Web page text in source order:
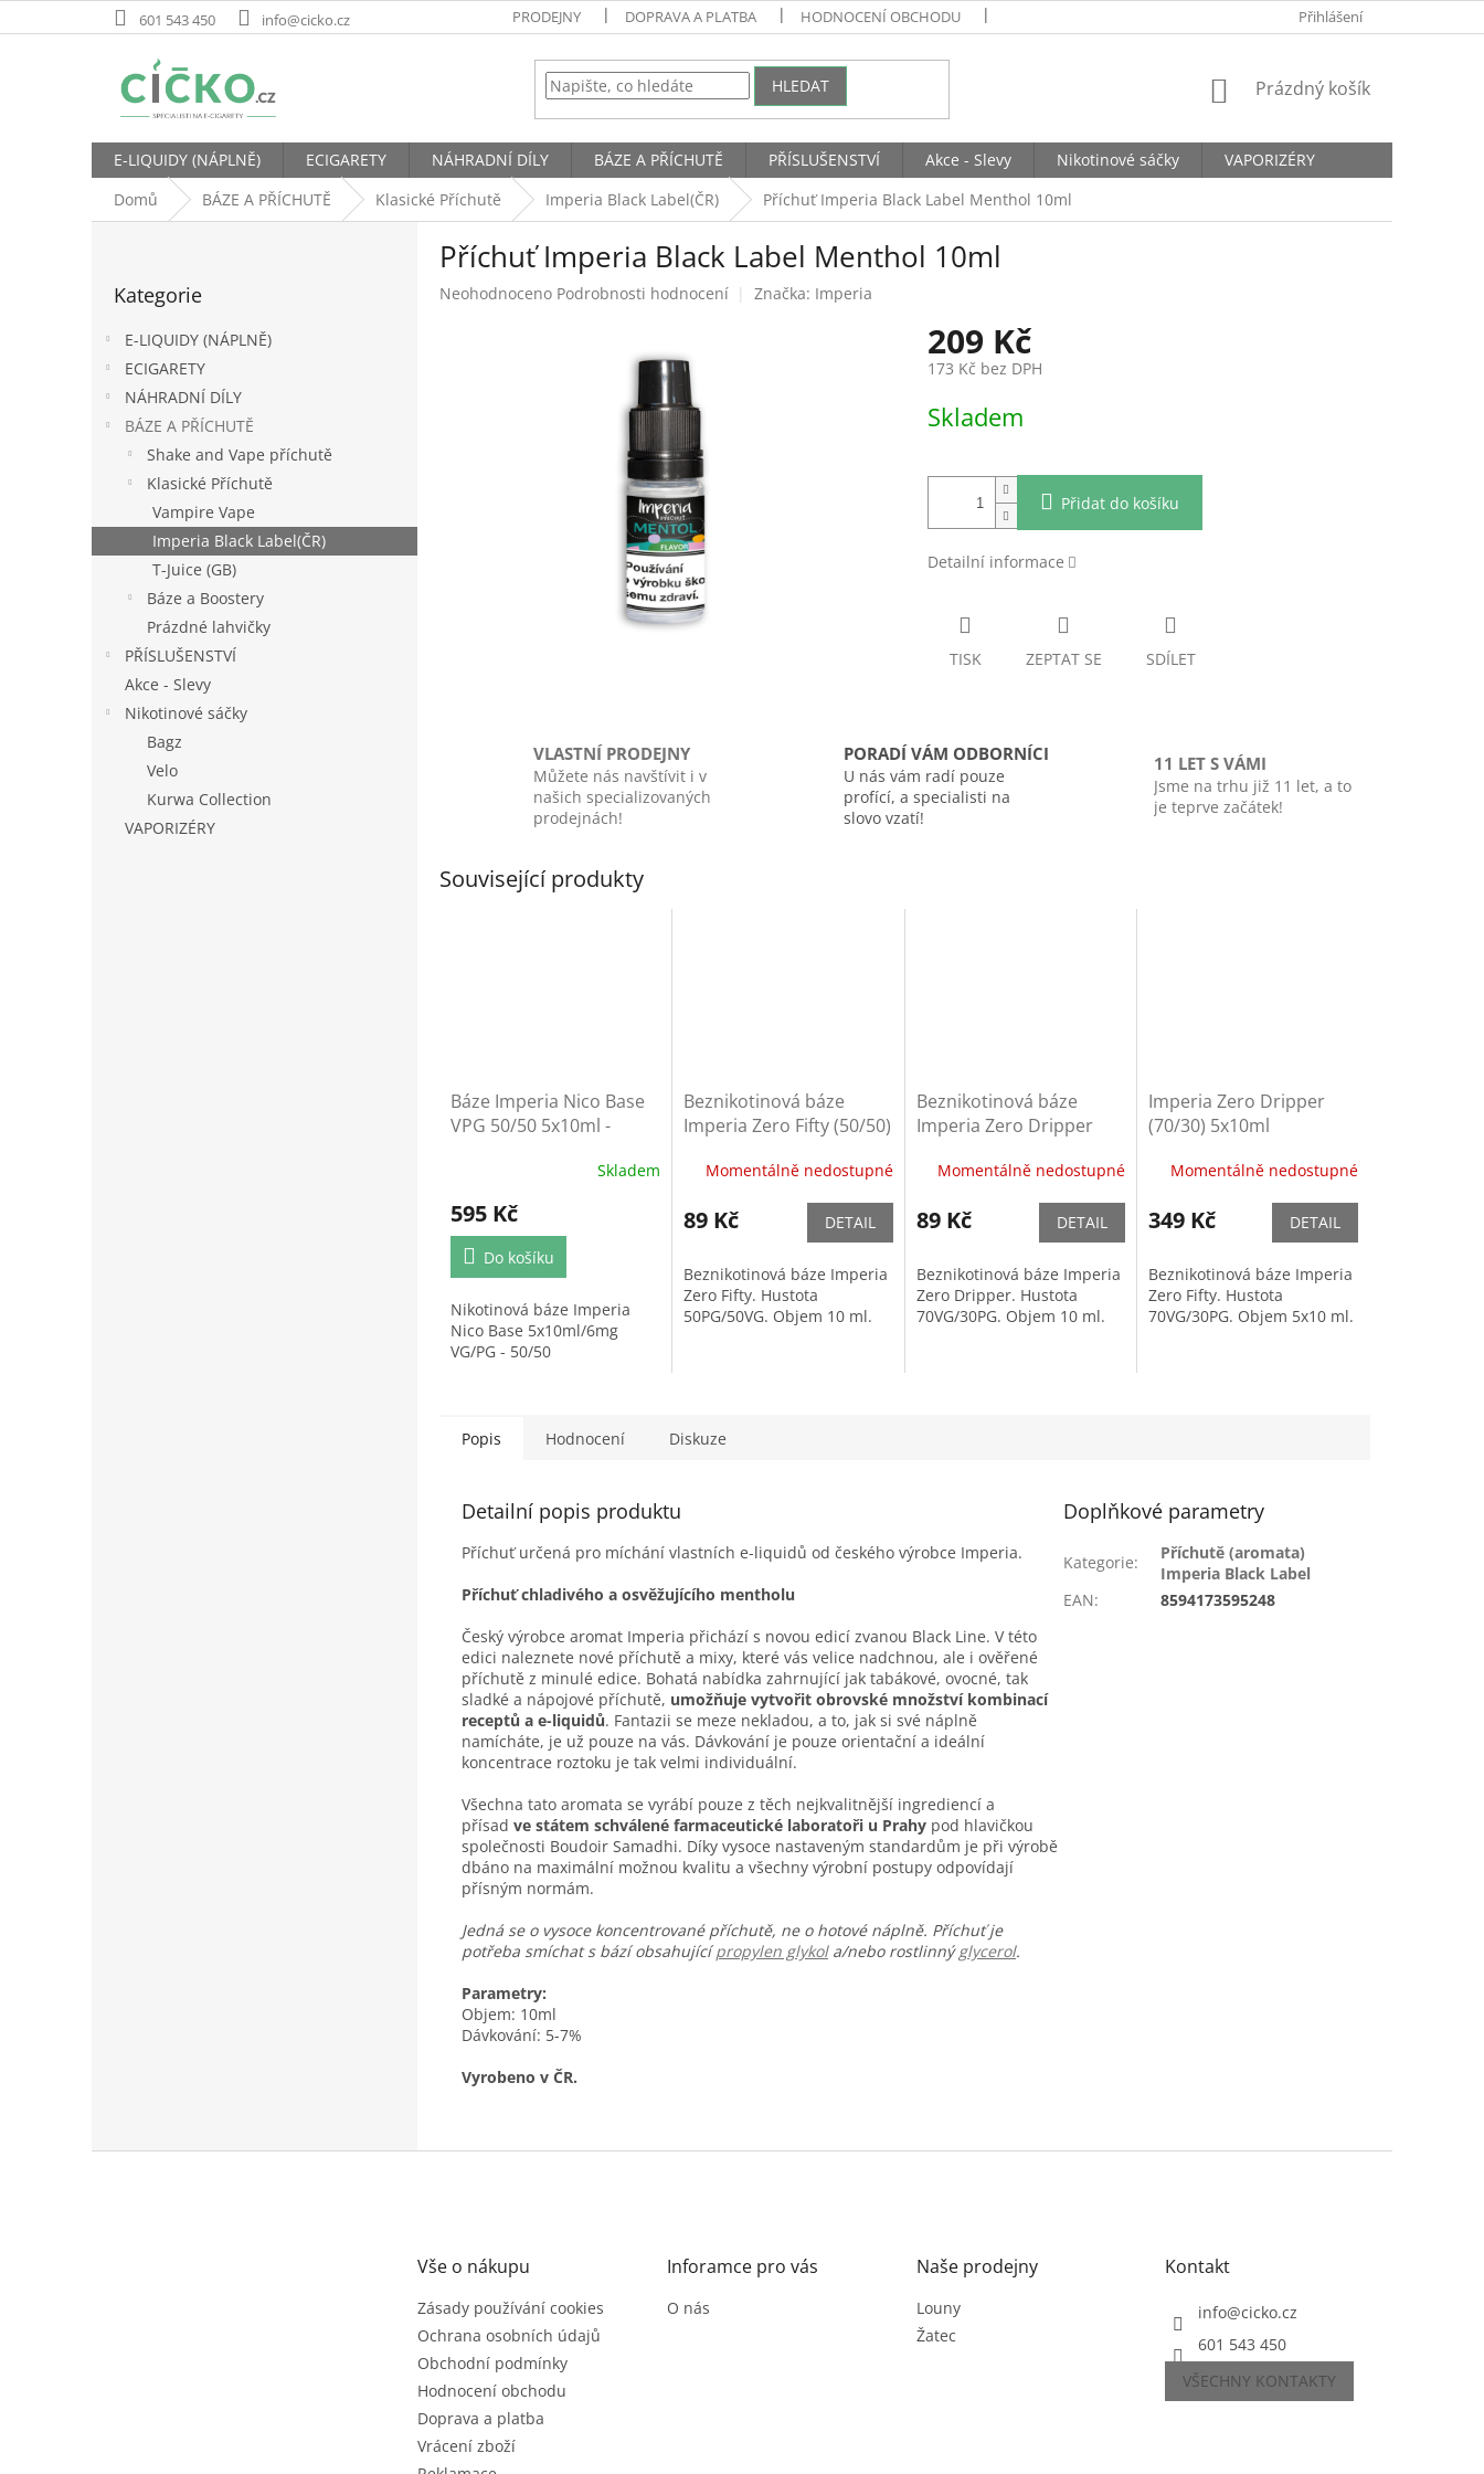
na
601 543 450 info@cicko.cz PRODEJNY DOPRAVA A PLATBA HODNOCENÍ OBCHODU Přihlášení
HLEDAT
NÁKUPNÍ
Prázdný košík
E-LIQUIDY (NÁPLNĚ) ECIGARETY NÁHRADNÍ DÍLY BÁZE A PŘÍCHUTĚ PŘÍSLUŠENSTVÍ Akce - Slevy Nikotinové sáčky
VAPORIZÉRY
Domů
BÁZE A PŘÍCHUTĚ Klasické Příchutě Imperia Black Label(ČR) Příchuť Imperia Black Label Menthol 10ml
e
l
kategorie
Kategorie
E-LIQUIDY (NÁPLNĚ)
ECIGARETY
NÁHRADNÍ DÍLY
BÁZE A PŘÍCHUTĚ
Shake and Vape příchutě
Klasické Příchutě
Vampire Vape
Imperia Black Label(ČR)
T-Juice (GB)
Báze a Boostery
Prázdné lahvičky
PŘÍSLUŠENSTVÍ
Akce - Slevy
Nikotinové sáčky
Bagz
Velo
Kurwa Collection
VAPORIZÉRY
Příchuť Imperia Black Label Menthol 10ml
Průměrné
Neohodnoceno Podrobnosti hodnocení Značka: Imperia
209 Kč
173 Kč bez DPH
cena:
Skladem
Přidat do košíku
Detailní informace
TISK ZEPTAT SE SDÍLET
VLASTNÍ PRODEJNY
Můžete nás navštívit i v
našich specializovaných
prodejnách!
PORADÍ VÁM ODBORNÍCI
U nás vám radí pouze
profící, a specialisti na
slovo vzatí!
11 LET S VÁMI
Jsme na trhu již 11 let, a to
je teprve začátek!
Související produkty
Báze Imperia Nico Base
VPG 50/50 5x10ml -
Skladem
595 Kč
Do košíku
Nikotinová báze Imperia
Nico Base 5x10ml/6mg
VG/PG - 50/50
Beznikotinová báze
Imperia Zero Fifty (50/50)
Momentálně nedostupné
89 Kč DETAIL
Beznikotinová báze Imperia
Zero Fifty. Hustota
50PG/50VG. Objem 10 ml.
Beznikotinová báze
Imperia Zero Dripper
Momentálně nedostupné
89 Kč DETAIL
Beznikotinová báze Imperia
Zero Dripper. Hustota
70VG/30PG. Objem 10 ml.
Imperia Zero Dripper
(70/30) 5x10ml
Momentálně nedostupné
349 Kč DETAIL
Beznikotinová báze Imperia
Zero Fifty. Hustota
70VG/30PG. Objem 5x10 ml.
Popis Hodnocení Diskuze
Detailní popis produktu
Příchuť určená pro míchání vlastních e-liquidů od českého výrobce Imperia.
Příchuť chladivého a osvěžujícího mentholu
Český výrobce aromat Imperia přichází s novou edicí zvanou Black Line. V této
edici naleznete nové příchutě a mixy, které vás velice nadchnou, ale i ověřené
příchutě z minulé edice. Bohatá nabídka zahrnující jak tabákové, ovocné, tak
sladké a nápojové příchutě, umožňuje vytvořit obrovské množství kombinací
receptů a e-liquidů. Fantazii se meze nekladou, a to, jak si své náplně
namícháte, je už pouze na vás. Dávkování je pouze orientační a ideální
koncentrace roztoku je tak velmi individuální.
Všechna tato aromata se vyrábí pouze z těch nejkvalitnější ingrediencí a
přísad ve státem schválené farmaceutické laboratoři u Prahy pod hlavičkou
společnosti Boudoir Samadhi. Díky vysoce nastaveným standardům je při výrobě
dbáno na maximální možnou kvalitu a všechny výrobní postupy odpovídají
přísným normám.
Jedná se o vysoce koncentrované příchutě, ne o hotové náplně. Příchuť je
potřeba smíchat s bází obsahujícípropylen glykola/nebo rostlinnýglycerol.
Parametry:
Objem: 10ml
Dávkování: 5-7%
Vyrobeno v ČR.
Doplňkové parametry
Kategorie:
Příchutě (aromata)
Imperia Black Label
EAN: 8594173595248
Vše o nákupu
Zásady používání cookies
Ochrana osobních údajů
Obchodní podmínky
Hodnocení obchodu
Doprava a platba
Vrácení zboží
Inforamce pro vás
O nás
Naše prodejny
Louny
Žatec
Kontakt
info@cicko.cz
601 543 450
VŠECHNY KONTAKTY